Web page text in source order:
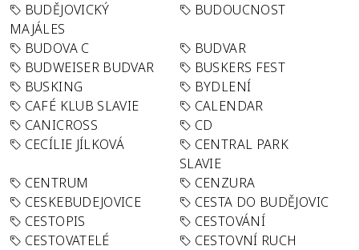
BUDĚJOVICKÝ
MAJÁLES
BUDOUCNOST
BUDOVA C
BUDVAR
BUDWEISER BUDVAR
BUSKERS FEST
BUSKING
BYDLENÍ
CAFÉ KLUB SLAVIE
CALENDAR
CANICROSS
CD
CECÍLIE JÍLKOVÁ
CENTRAL PARK
SLAVIE
CENTRUM
CENZURA
CESKEBUDEJOVICE
CESTA DO BUDĚJOVIC
CESTOPIS
CESTOVÁNÍ
CESTOVATELÉ
CESTOVNÍ RUCH